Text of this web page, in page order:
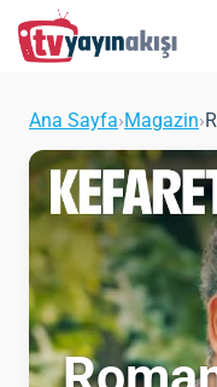
Ana Sayfa›Magazin›